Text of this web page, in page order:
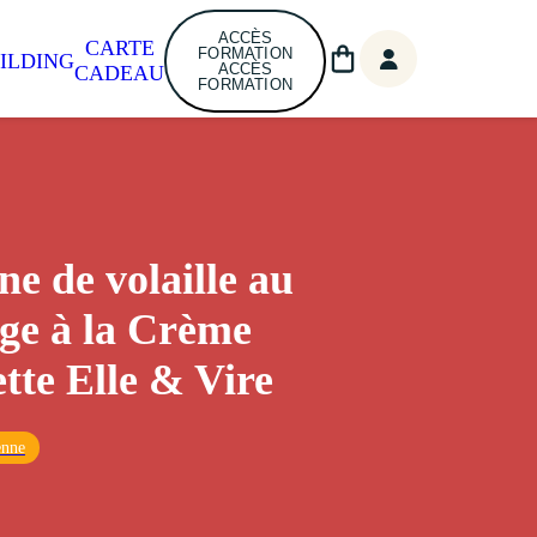
CARTE
CADEAU
ACCÈS
FORMATION
ACCÈS
FORMATION
de volaille au
à la Crème
Elle & Vire